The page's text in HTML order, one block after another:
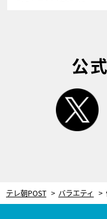
公
テレ朝POST バラエティ